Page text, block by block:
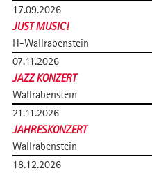
17.09.2026
JUST MUSIC!
H-Wallrabenstein
07.11.2026
JAZZ KONZERT
Wallrabenstein
21.11.2026
JAHRESKONZERT
Wallrabenstein
18.12.2026